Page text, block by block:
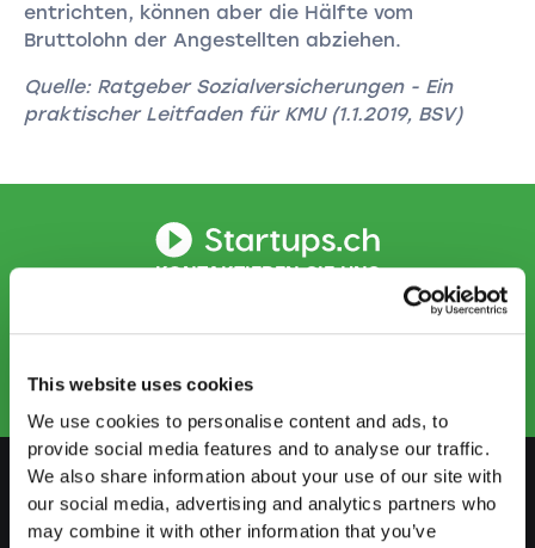
This website uses cookies
We use cookies to personalise content and ads, to
provide social media features and to analyse our traffic.
We also share information about your use of our site with
our social media, advertising and analytics partners who
may combine it with other information that you’ve
entrichten, können aber die Hälfte vom
Bruttolohn der Angestellten abziehen.
Quelle: Ratgeber Sozialversicherungen - Ein
praktischer Leitfaden für KMU (1.1.2019, BSV)
KONTAKTIEREN SIE UNS
Termin buchen
VORBEREITEN